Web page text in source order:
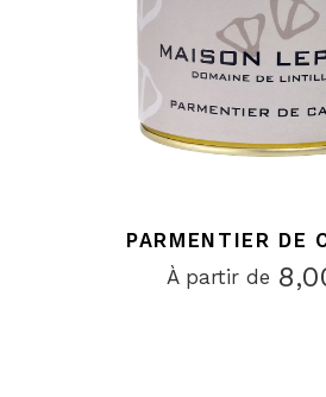
PARMENTIER DE
À partir de